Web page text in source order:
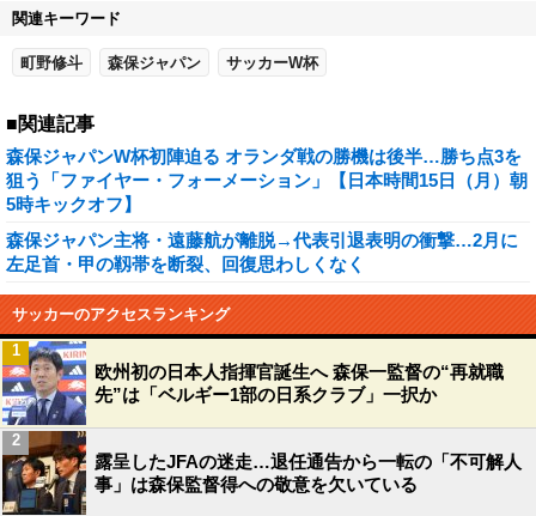
関連キーワード
町野修斗 森保ジャパン サッカーW杯
■関連記事
森保ジャパンW杯初陣迫る オランダ戦の勝機は後半…勝ち点3を
狙う「ファイヤー・フォーメーション」【日本時間15日（月）朝
5時キックオフ】
森保ジャパン主将・遠藤航が離脱→代表引退表明の衝撃…2月に
左足首・甲の靱帯を断裂、回復思わしくなく
サッカーのアクセスランキング
欧州初の日本人指揮官誕生へ 森保一監督の“再就職
先”は「ベルギー1部の日系クラブ」一択か
1
露呈したJFAの迷走…退任通告から一転の「不可解人
事」は森保監督得への敬意を欠いている
2